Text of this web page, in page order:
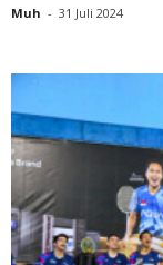
Muh - 31 Juli 2024